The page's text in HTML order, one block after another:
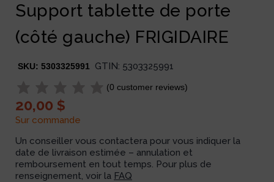
Support tablette de porte
(côté gauche) FRIGIDAIRE
SKU: 5303325991 GTIN: 5303325991
(0 customer reviews)
20,00 $
Sur commande
Un conseiller vous contactera pour vous indiquer la
date de livraison estimée – annulation et
remboursement en tout temps. Pour plus de
renseignement, voir la FAQ